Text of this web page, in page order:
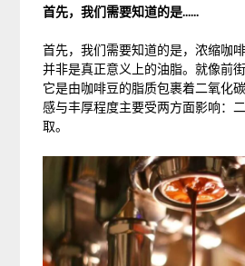
首先，我们需要知道的是......
首先，我们需要知道的是，浓缩咖
并非是真正意义上的油脂。就像前
它是由咖啡豆的脂质包裹着二氧化
感与丰厚程度主要受两方面影响：
取。